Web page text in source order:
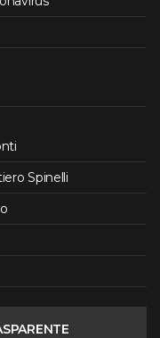
Spinelli